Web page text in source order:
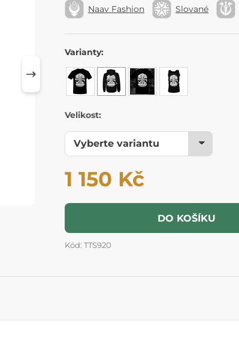
Naav Fashion Slované
Varianty:
Velikost:
1 150 Kč
DO KOŠÍKU
Kód: TTS920